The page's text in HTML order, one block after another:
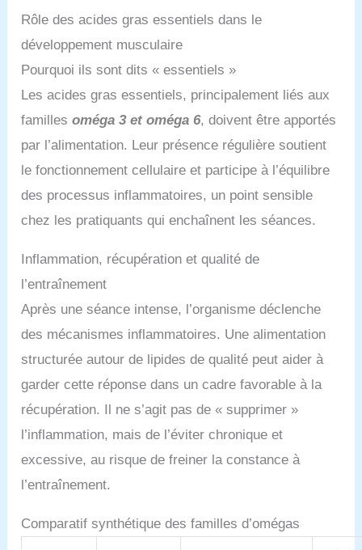
Rôle des acides gras essentiels dans le
développement musculaire
Pourquoi ils sont dits « essentiels »
Les acides gras essentiels, principalement liés aux
famillesoméga 3 et oméga 6, doivent être apportés
par l’alimentation. Leur présence régulière soutient
le fonctionnement cellulaire et participe à l’équilibre
des processus inflammatoires, un point sensible
chez les pratiquants qui enchaînent les séances.
Inflammation, récupération et qualité de
l’entraînement
Après une séance intense, l’organisme déclenche
des mécanismes inflammatoires. Une alimentation
structurée autour de lipides de qualité peut aider à
garder cette réponse dans un cadre favorable à la
récupération. Il ne s’agit pas de « supprimer »
l’inflammation, mais de l’éviter chronique et
excessive, au risque de freiner la constance à
l’entraînement.
Comparatif synthétique des familles d’omégas